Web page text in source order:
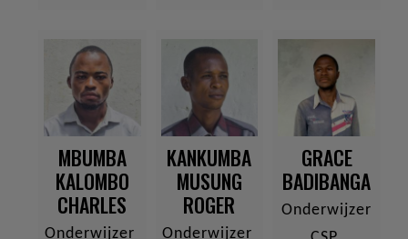
MBUMBA
KALOMBO
CHARLES
Onderwijzer
KANKUMBA
MUSUNG
ROGER
Onderwijzer
GRACE
BADIBANGA
Onderwijzer